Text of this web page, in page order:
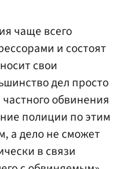
чаще всего
и состоят
свои
дел просто
обвинения
полиции по этим
а дело не сможет
в связи